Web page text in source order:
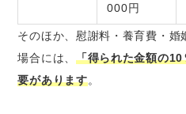
000円
そのほか、慰謝料・養育費・婚
場合には、 「得られた金額の
要があります。